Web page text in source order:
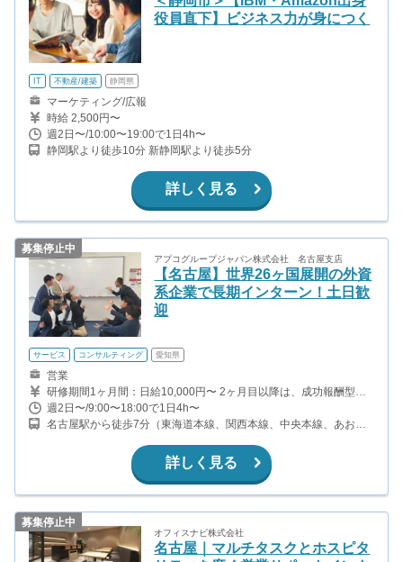
役員直下】ビジネス力が身につく
IT 不動産/建築 静岡県
マーケティング/広報
時給 2,500円〜
週2日〜/10:00〜19:00で1日4h〜
静岡駅より徒歩10分 新静岡駅より徒歩5分
詳しく見る
募集停止中
アプコグループジャパン株式会社 名古屋支店
【名古屋】世界26ヶ国展開の外資
系企業で長期インターン！土日歓
迎
サービス コンサルティング 愛知県
営業
研修期間1ヶ月間：日給10,000円〜 2ヶ月目以降は、成功報酬型と
なります。 現在在籍しているインターン生は平均的に月15万円〜
20万円程度の報酬を得ています。 ○営業成績に応じてボーナスあ
り。 ○海外26ヵ国への海外研修あり。 ○組織マネージャーに昇格す
ると、別途ボーナスあり。
週2日〜/9:00〜18:00で1日4h〜
名古屋駅から徒歩7分（東海道本線、関西本線、中央本線、あおな
津島線、常滑線） 近鉄名古屋駅から徒歩6分（近鉄名古屋線）
詳しく見る
募集停止中
オフィスナビ株式会社
名古屋｜マルチタスクとホスピタ